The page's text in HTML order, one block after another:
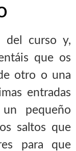
del curso y,
que os
otro o una
entradas
pequeño
saltos que
para que